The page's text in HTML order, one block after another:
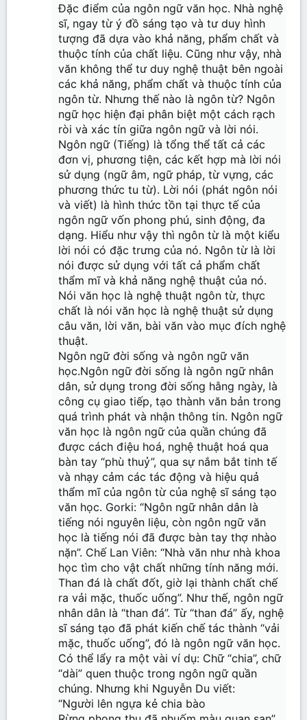
Đặc điểm của ngôn ngữ văn học. Nhà nghệ
sĩ, ngay từ ý đồ sáng tạo và tư duy hình
tượng đã dựa vào khả năng, phẩm chất và
thuộc tính của chất liệu. Cũng như vậy, nhà
văn không thể tư duy nghệ thuật bên ngoài
các khả năng, phẩm chất và thuộc tính của
ngôn từ. Nhưng thế nào là ngôn từ? Ngôn
ngữ học hiện đại phân biệt một cách rạch
ròi và xác tín giữa ngôn ngữ và lời nói.
Ngôn ngữ (Tiếng) là tổng thể tất cả các
đơn vị, phương tiện, các kết hợp mà lời nói
sử dụng (ngữ âm, ngữ pháp, từ vựng, các
phương thức tu từ). Lời nói (phát ngôn nói
và viết) là hình thức tồn tại thực tế của
ngôn ngữ vốn phong phú, sinh động, đa
dạng. Hiểu như vậy thì ngôn từ là một kiểu
lời nói có đặc trưng của nó. Ngôn từ là lời
nói được sử dụng với tất cả phẩm chất
thẩm mĩ và khả năng nghệ thuật của nó.
Nói văn học là nghệ thuật ngôn từ, thực
chất là nói văn học là nghệ thuật sử dụng
câu văn, lời văn, bài văn vào mục đích nghệ
thuật.
Ngôn ngữ đời sống và ngôn ngữ văn
học.Ngôn ngữ đời sống là ngôn ngữ nhân
dân, sử dụng trong đời sống hằng ngày, là
công cụ giao tiếp, tạo thành văn bản trong
quá trình phát và nhận thông tin. Ngôn ngữ
văn học là ngôn ngữ của quần chúng đã
được cách điệu hoá, nghệ thuật hoá qua
bàn tay “phù thuỷ”, qua sự nắm bắt tinh tế
và nhạy cảm các tác động và hiệu quả
thẩm mĩ của ngôn từ của nghệ sĩ sáng tạo
văn học. Gorki: “Ngôn ngữ nhân dân là
tiếng nói nguyên liệu, còn ngôn ngữ văn
học là tiếng nói đã được bàn tay thợ nhào
nặn”. Chế Lan Viên: “Nhà văn như nhà khoa
học tìm cho vật chất những tính năng mới.
Than đá là chất đốt, giờ lại thành chất chế
ra vải mặc, thuốc uống”. Như thế, ngôn ngữ
nhân dân là “than đá”. Từ “than đá” ấy, nghệ
sĩ sáng tạo đã phát kiến chế tác thành “vải
mặc, thuốc uống”, đó là ngôn ngữ văn học.
Có thể lẩy ra một vài ví dụ: Chữ “chia”, chữ
“dài” quen thuộc trong ngôn ngữ quần
chúng. Nhưng khi Nguyễn Du viết:
“Người lên ngựa kẻ chia bào